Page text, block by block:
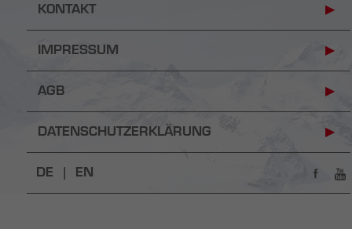
KONTAKT
IMPRESSUM
AGB
DATENSCHUTZERKLÄRUNG
DE | EN